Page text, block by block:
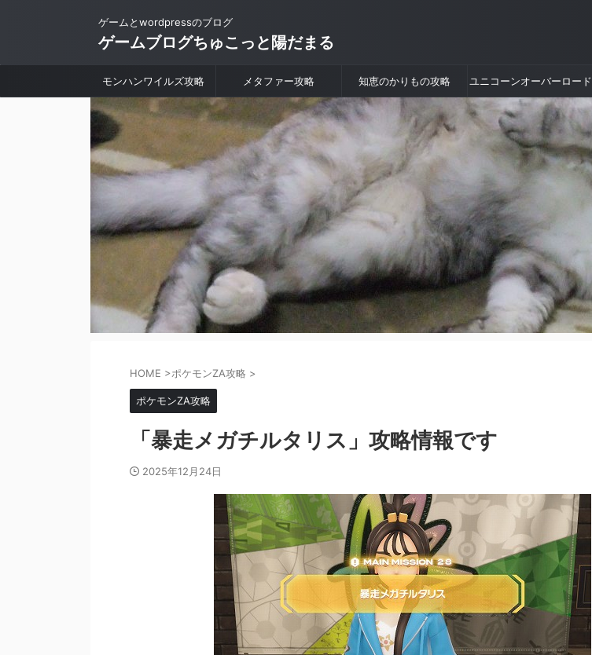
ゲームとwordpressのブログ
ゲームブログちゅこっと陽だまる
モンハンワイルズ攻略 メタファー攻略 知恵のかりもの攻略 ユニコーンオーバーロード
HOME >ポケモンZA攻略 >
ポケモンZA攻略
「暴走メガチルタリス」攻略情報です
2025年12月24日